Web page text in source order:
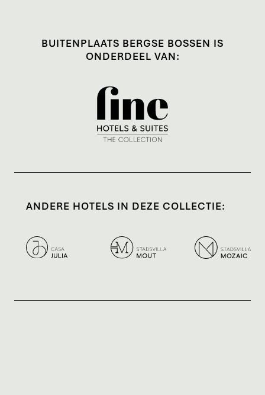
BUITENPLAATS BERGSE BOSSEN IS
ONDERDEEL VAN:
ANDERE HOTELS IN DEZE COLLECTIE: